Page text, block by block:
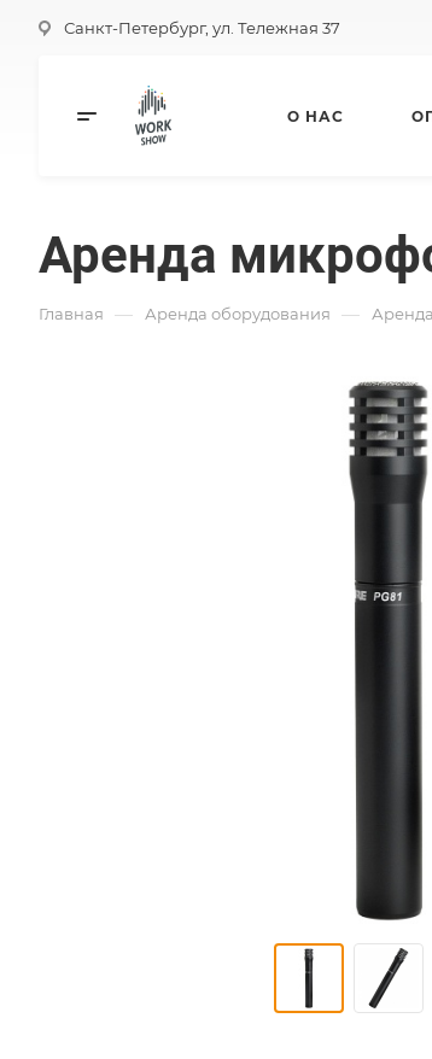
Санкт-Петербург, ул. Тележная 37
О НАС
Аренда
Главная — Аренда оборудования —